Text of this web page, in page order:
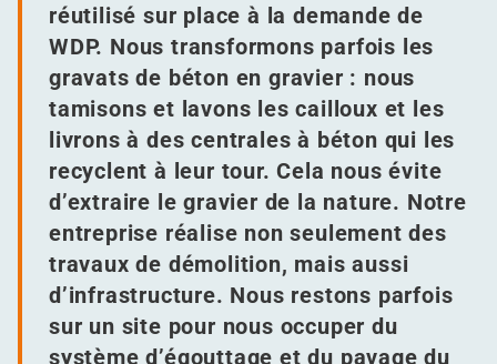
réutilisé sur place à la demande de
WDP. Nous transformons parfois les
gravats de béton en gravier : nous
tamisons et lavons les cailloux et les
livrons à des centrales à béton qui les
recyclent à leur tour. Cela nous évite
d’extraire le gravier de la nature. Notre
entreprise réalise non seulement des
travaux de démolition, mais aussi
d’infrastructure. Nous restons parfois
sur un site pour nous occuper du
système d’égouttage et du pavage du